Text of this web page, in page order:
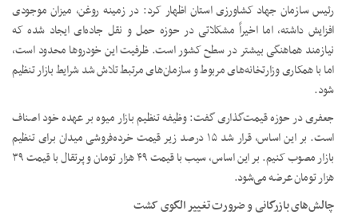
رئیس سازمان جهاد کشاورزی استان اظهار کرد: در زمینه روغن، میزان موجودی
افزایش داشته، اما اخیراً مشکلاتی در حوزه حمل و نقل جاده‌ای ایجاد شده که
نیازمند هماهنگی بیشتر در سطح کشور است. ظرفیت این خودروها محدود است،
اما با همکاری وزارتخانه‌های مربوط و سازمان‌های مرتبط تلاش شد شرایط بازار تنظیم
شود.
جعفری در حوزه قیمت‌گذاری گفت: وظیفه تنظیم بازار میوه بر عهده خود اصناف
است. بر این اساس، قرار شد ۱۵ درصد زیر قیمت خرده‌فروشی میدان برای تنظیم
بازار مصوب کنیم. بر این اساس، سیب با قیمت ۴۹ هزار تومان و پرتقال با قیمت ۳۹
هزار تومان عرضه می‌شود.
چالش‌های بازرگانی و ضرورت تغییر الگوی کشت